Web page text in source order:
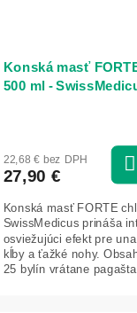
Konská masť
500 ml -
22,68 € bez DPH
27,90 €
Konská masť FORTE
SwissMedicus prináša
osviežujúci efekt pre
kĺby a ťažké nohy.
25 bylín vrátane